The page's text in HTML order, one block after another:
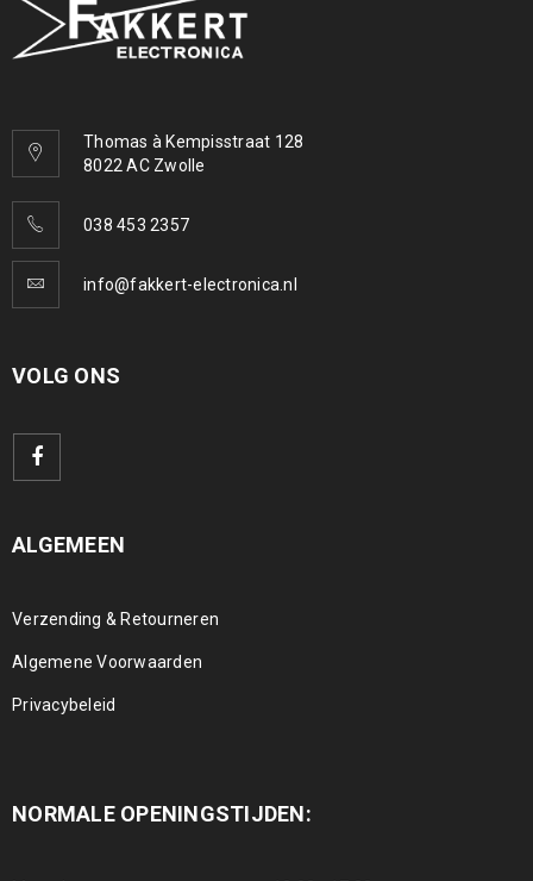
Thomas à Kempisstraat 128
8022 AC Zwolle
038 453 2357
info@fakkert-electronica.nl
VOLG ONS
ALGEMEEN
Verzending & Retourneren
Algemene Voorwaarden
Privacybeleid
NORMALE OPENINGSTIJDEN: